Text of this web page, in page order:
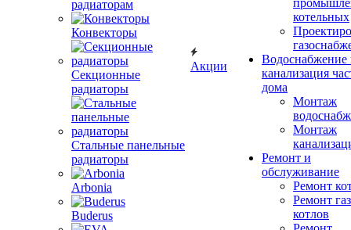
радиаторам
Конвекторы
Секционные
радиаторы
Стальные панельные
радиаторы
Arbonia
Buderus
Акции
котельных
Водоснабжение
канализация
дома
Монтаж
Монтаж
Ремонт и
обслуживание
Ремонт
Ремонт
котлов